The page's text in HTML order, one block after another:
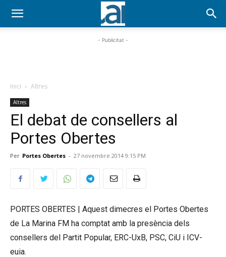
- Publicitat -
Inici Altres
Altres
El debat de consellers al
Portes Obertes
Per Portes Obertes - 27 novembre 2014 9:15 PM
PORTES OBERTES | Aquest dimecres el Portes Obertes
de La Marina FM ha comptat amb la presència dels
consellers del Partit Popular, ERC-UxB, PSC, CiU i ICV-
euia.